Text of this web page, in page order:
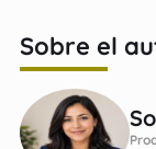
Sobre el